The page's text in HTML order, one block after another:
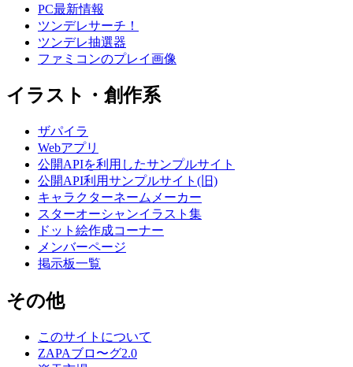
PC最新情報
ツンデレサーチ！
ツンデレ抽選器
ファミコンのプレイ画像
イラスト・創作系
ザパイラ
Webアプリ
公開APIを利用したサンプルサイト
公開API利用サンプルサイト(旧)
キャラクターネームメーカー
スターオーシャンイラスト集
ドット絵作成コーナー
メンバーページ
掲示板一覧
その他
このサイトについて
ZAPAブロ〜グ2.0